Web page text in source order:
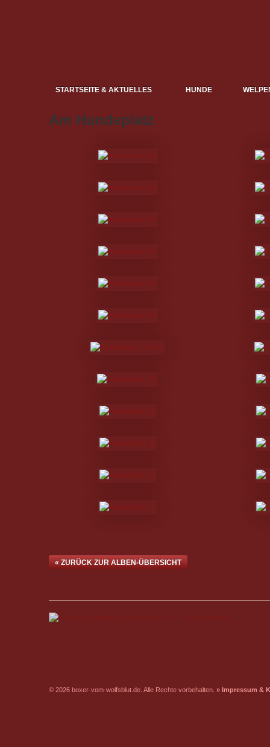
STARTSEITE & AKTUELLES HUNDE
Am Hundeplatz
« ZURÜCK ZUR ALBEN-ÜBERSICHT
© 2026 boxer-vom-wolfsblut.de. Alle Rechte vorbehalten. » Impressum &